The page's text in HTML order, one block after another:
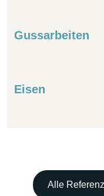
Gussarbeiten
Eisen
Alle